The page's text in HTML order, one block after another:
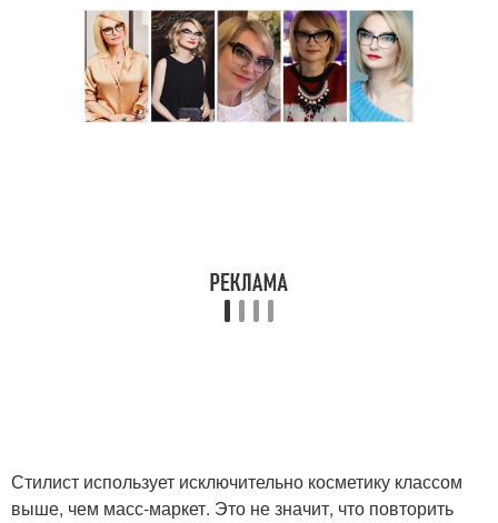
Стилист использует исключительно косметику классом
выше, чем масс-маркет. Это не значит, что повторить